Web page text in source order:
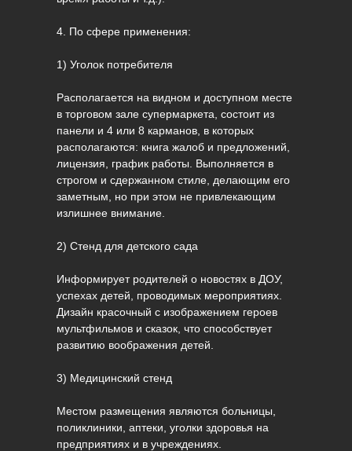
4. По сфере применения:
1) Уголок потребителя
Располагается на видном и доступном месте
в торговом зале супермаркета, состоит из
панели и 4 или 8 карманов, в которых
располагаются: книга жалоб и предложений,
лицензия, график работы. Выполняется в
строгом и сдержанном стиле, делающим его
заметным, но при этом не привлекающим
излишнее внимание.
2) Стенд для детского сада
Информирует родителей о новостях в ДОУ,
успехах детей, проводимых мероприятиях.
Дизайн красочный с изображением героев
мультфильмов и сказок, что способствует
развитию воображения детей.
3) Медицинский стенд
Местом размещения являются больницы,
поликлиники, аптеки, уголки здоровья на
предприятиях и в учреждениях.